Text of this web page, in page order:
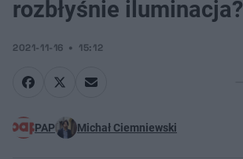
rozbłyśnie iluminacja?
2021-11-16 15:12
PAP Michał Ciemniewski